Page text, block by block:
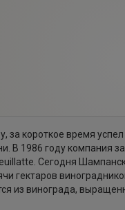
короткое время
В 1986 году компания
Сегодня
гектаров
из винограда,
Весль, Сезанне, в